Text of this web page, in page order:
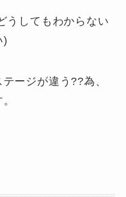
うしてもわからない
)
ージが違う??為、